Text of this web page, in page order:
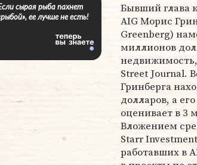
Бывший глава
AIG Морис
Greenberg)
миллионов
Street Journal.
Гринберга
долларов, а
оценивает в 3
Вложением
Starr
работавших в
сырая рыба пахнет
ее лучше не есть!